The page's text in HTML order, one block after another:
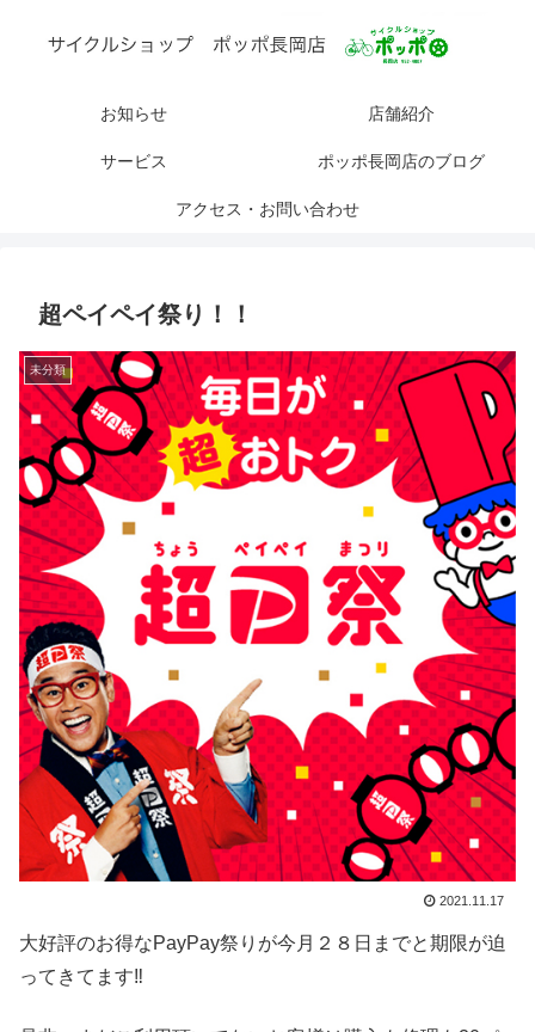
お知らせ 店舗紹介
サービス ポッポ長岡店のブログ
アクセス・お問い合わせ
超ペイペイ祭り！！
未分類
2021.11.17
大好評のお得なPayPay祭りが今月２８日までと期限が迫
ってきてます‼️